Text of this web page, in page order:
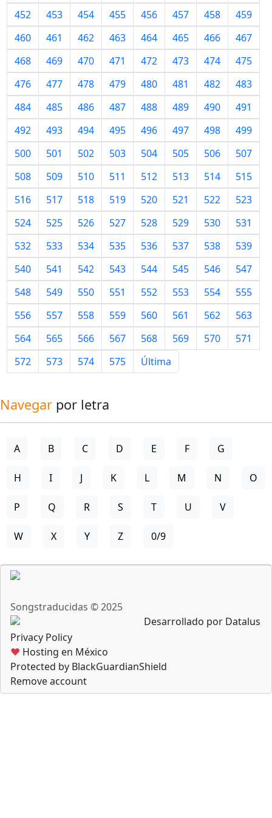
452 453 454 455 456 457 458
459
460
461 462 463 464 465 466
467
468
469 470 471 472 473 474
475
476
477 478 479 480 481 482
483
484
485 486 487 488 489 490
491
492
493 494 495 496 497 498
499
500
501 502 503 504 505 506
507
508
509 510 511 512 513 514
515
516
517 518 519 520 521 522
523
524
525 526 527 528 529 530
531
532
533 534 535 536 537 538
539
540
541 542 543 544 545 546
547
548
549 550 551 552 553 554
555
556
557 558 559 560 561 562
563
564
565 566 567 568 569 570
571
572
573 574 575 Última
Navegar por letra
A B C D E F G
H I J K L M N O
P Q R S T U V
W X Y Z 0/9
Songstraducidas © 2025
Desarrollado por Datalus
Privacy Policy
♥ Hosting en México
Protected by BlackGuardianShield
Remove account